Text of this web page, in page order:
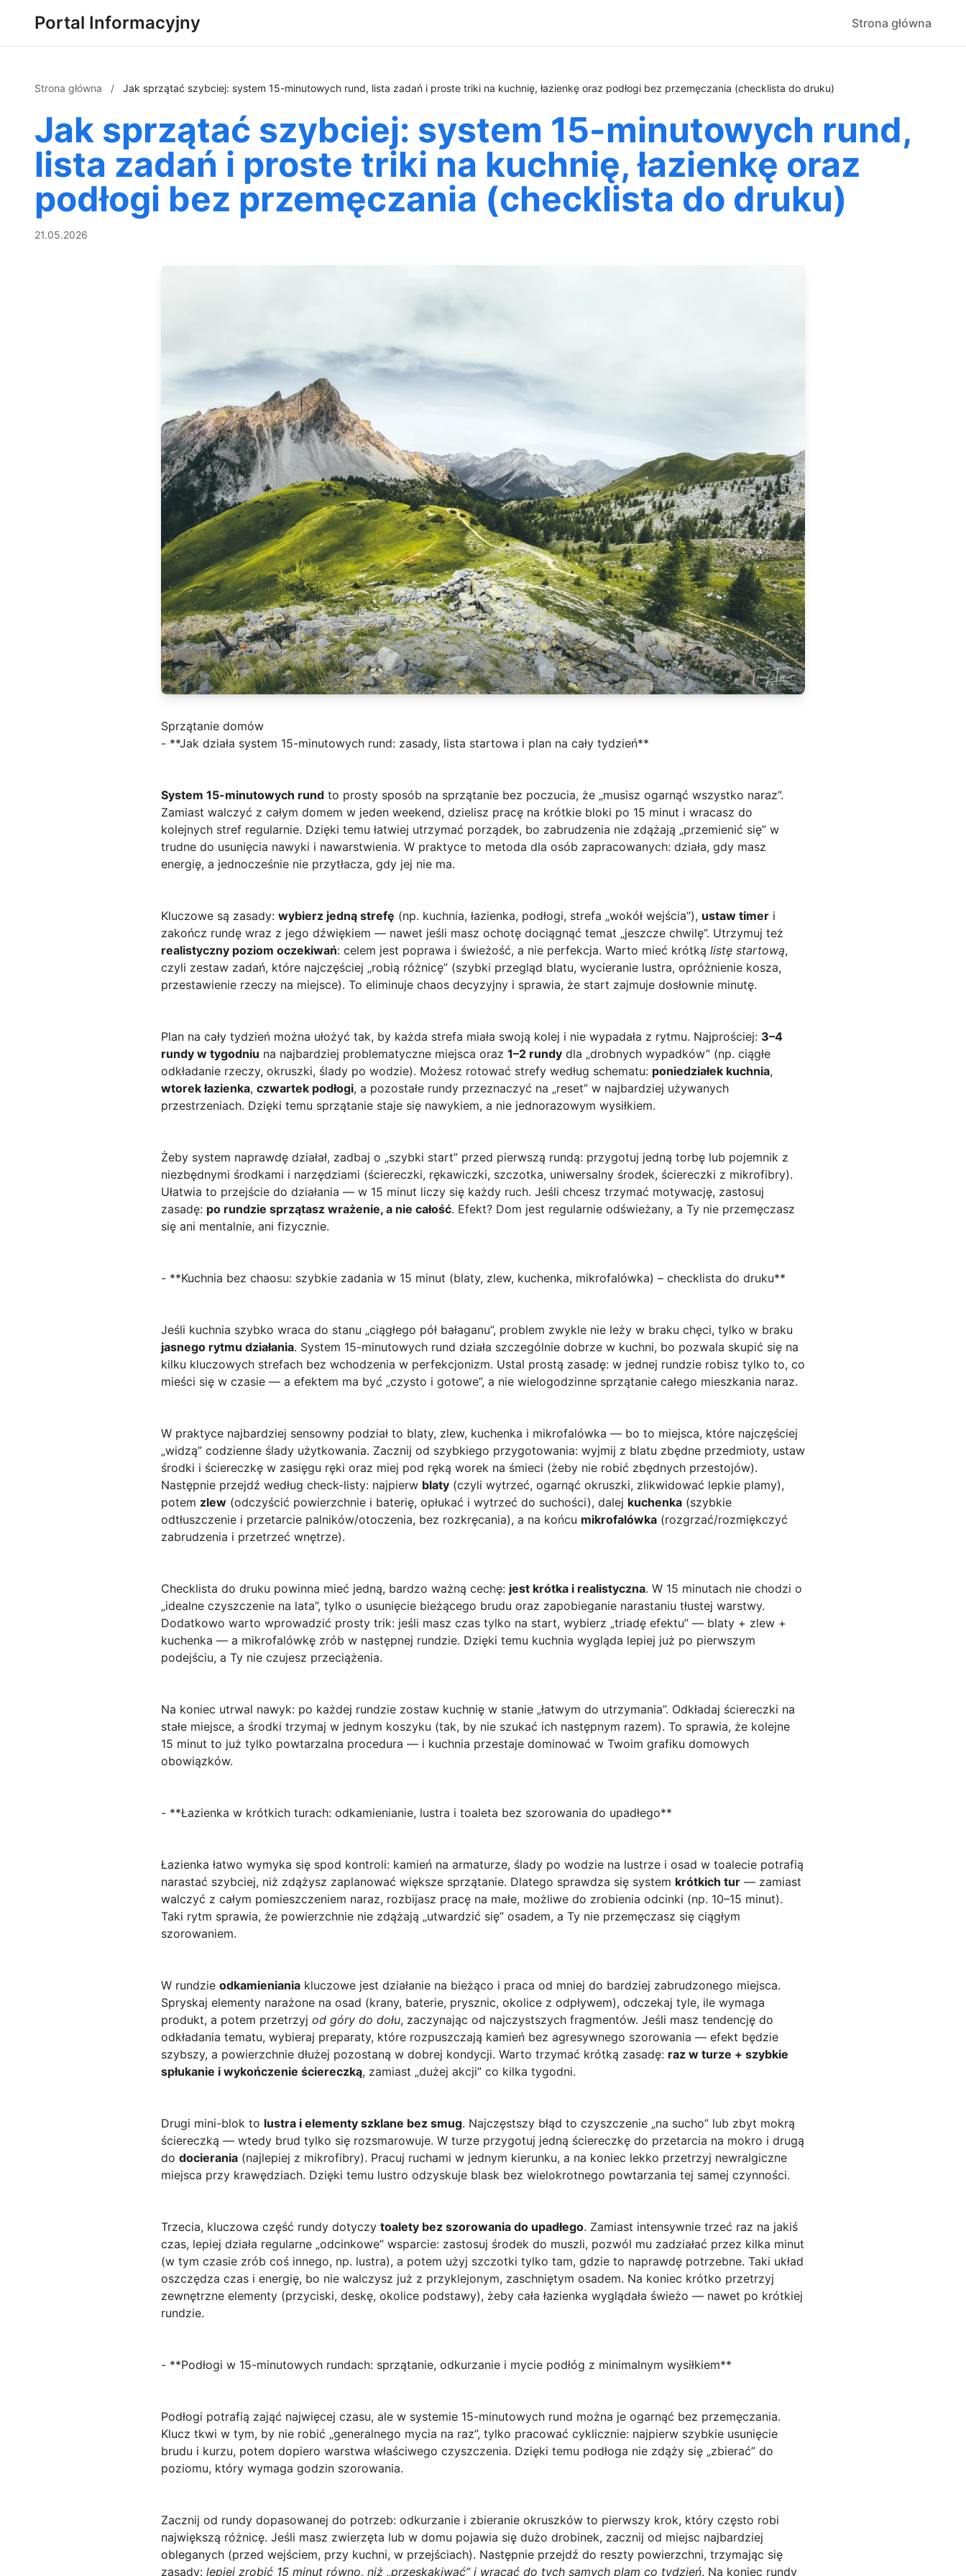
Portal Informacyjny Strona główna
Strona główna / Jak sprzątać szybciej: system 15-minutowych rund, lista zadań i proste triki na kuchnię, łazienkę oraz podłogi bez przemęczania (checklista do druku)
Jak sprzątać szybciej: system 15-minutowych rund,
lista zadań i proste triki na kuchnię, łazienkę oraz
podłogi bez przemęczania (checklista do druku)
21.05.2026
Sprzątanie domów
- **Jak działa system 15-minutowych rund: zasady, lista startowa i plan na cały tydzień**
System 15-minutowych rund to prosty sposób na sprzątanie bez poczucia, że „musisz ogarnąć wszystko naraz”.
Zamiast walczyć z całym domem w jeden weekend, dzielisz pracę na krótkie bloki po 15 minut i wracasz do
kolejnych stref regularnie. Dzięki temu łatwiej utrzymać porządek, bo zabrudzenia nie zdążają „przemienić się” w
trudne do usunięcia nawyki i nawarstwienia. W praktyce to metoda dla osób zapracowanych: działa, gdy masz
energię, a jednocześnie nie przytłacza, gdy jej nie ma.
Kluczowe są zasady: wybierz jedną strefę (np. kuchnia, łazienka, podłogi, strefa „wokół wejścia”), ustaw timer i
zakończ rundę wraz z jego dźwiękiem — nawet jeśli masz ochotę dociągnąć temat „jeszcze chwilę”. Utrzymuj też
realistyczny poziom oczekiwań: celem jest poprawa i świeżość, a nie perfekcja. Warto mieć krótką listę startową,
czyli zestaw zadań, które najczęściej „robią różnicę” (szybki przegląd blatu, wycieranie lustra, opróżnienie kosza,
przestawienie rzeczy na miejsce). To eliminuje chaos decyzyjny i sprawia, że start zajmuje dosłownie minutę.
Plan na cały tydzień można ułożyć tak, by każda strefa miała swoją kolej i nie wypadała z rytmu. Najprościej: 3–4
rundy w tygodniu na najbardziej problematyczne miejsca oraz 1–2 rundy dla „drobnych wypadków” (np. ciągłe
odkładanie rzeczy, okruszki, ślady po wodzie). Możesz rotować strefy według schematu: poniedziałek kuchnia,
wtorek łazienka, czwartek podłogi, a pozostałe rundy przeznaczyć na „reset” w najbardziej używanych
przestrzeniach. Dzięki temu sprzątanie staje się nawykiem, a nie jednorazowym wysiłkiem.
Żeby system naprawdę działał, zadbaj o „szybki start” przed pierwszą rundą: przygotuj jedną torbę lub pojemnik z
niezbędnymi środkami i narzędziami (ściereczki, rękawiczki, szczotka, uniwersalny środek, ściereczki z mikrofibry).
Ułatwia to przejście do działania — w 15 minut liczy się każdy ruch. Jeśli chcesz trzymać motywację, zastosuj
zasadę: po rundzie sprzątasz wrażenie, a nie całość. Efekt? Dom jest regularnie odświeżany, a Ty nie przemęczasz
się ani mentalnie, ani fizycznie.
- **Kuchnia bez chaosu: szybkie zadania w 15 minut (blaty, zlew, kuchenka, mikrofalówka) – checklista do druku**
Jeśli kuchnia szybko wraca do stanu „ciągłego pół bałaganu”, problem zwykle nie leży w braku chęci, tylko w braku
jasnego rytmu działania. System 15-minutowych rund działa szczególnie dobrze w kuchni, bo pozwala skupić się na
kilku kluczowych strefach bez wchodzenia w perfekcjonizm. Ustal prostą zasadę: w jednej rundzie robisz tylko to, co
mieści się w czasie — a efektem ma być „czysto i gotowe”, a nie wielogodzinne sprzątanie całego mieszkania naraz.
W praktyce najbardziej sensowny podział to blaty, zlew, kuchenka i mikrofalówka — bo to miejsca, które najczęściej
„widzą” codzienne ślady użytkowania. Zacznij od szybkiego przygotowania: wyjmij z blatu zbędne przedmioty, ustaw
środki i ściereczkę w zasięgu ręki oraz miej pod ręką worek na śmieci (żeby nie robić zbędnych przestojów).
Następnie przejdź według check-listy: najpierw blaty (czyli wytrzeć, ogarnąć okruszki, zlikwidować lepkie plamy),
potem zlew (odczyścić powierzchnie i baterię, opłukać i wytrzeć do suchości), dalej kuchenka (szybkie
odtłuszczenie i przetarcie palników/otoczenia, bez rozkręcania), a na końcu mikrofalówka (rozgrzać/rozmiękczyć
zabrudzenia i przetrzeć wnętrze).
Checklista do druku powinna mieć jedną, bardzo ważną cechę: jest krótka i realistyczna. W 15 minutach nie chodzi o
„idealne czyszczenie na lata”, tylko o usunięcie bieżącego brudu oraz zapobieganie narastaniu tłustej warstwy.
Dodatkowo warto wprowadzić prosty trik: jeśli masz czas tylko na start, wybierz „triadę efektu” — blaty + zlew +
kuchenka — a mikrofalówkę zrób w następnej rundzie. Dzięki temu kuchnia wygląda lepiej już po pierwszym
podejściu, a Ty nie czujesz przeciążenia.
Na koniec utrwal nawyk: po każdej rundzie zostaw kuchnię w stanie „łatwym do utrzymania”. Odkładaj ściereczki na
stałe miejsce, a środki trzymaj w jednym koszyku (tak, by nie szukać ich następnym razem). To sprawia, że kolejne
15 minut to już tylko powtarzalna procedura — i kuchnia przestaje dominować w Twoim grafiku domowych
obowiązków.
- **Łazienka w krótkich turach: odkamienianie, lustra i toaleta bez szorowania do upadłego**
Łazienka łatwo wymyka się spod kontroli: kamień na armaturze, ślady po wodzie na lustrze i osad w toalecie potrafią
narastać szybciej, niż zdążysz zaplanować większe sprzątanie. Dlatego sprawdza się system krótkich tur — zamiast
walczyć z całym pomieszczeniem naraz, rozbijasz pracę na małe, możliwe do zrobienia odcinki (np. 10–15 minut).
Taki rytm sprawia, że powierzchnie nie zdążają „utwardzić się” osadem, a Ty nie przemęczasz się ciągłym
szorowaniem.
W rundzie odkamieniania kluczowe jest działanie na bieżąco i praca od mniej do bardziej zabrudzonego miejsca.
Spryskaj elementy narażone na osad (krany, baterie, prysznic, okolice z odpływem), odczekaj tyle, ile wymaga
produkt, a potem przetrzyj od góry do dołu, zaczynając od najczystszych fragmentów. Jeśli masz tendencję do
odkładania tematu, wybieraj preparaty, które rozpuszczają kamień bez agresywnego szorowania — efekt będzie
szybszy, a powierzchnie dłużej pozostaną w dobrej kondycji. Warto trzymać krótką zasadę: raz w turze + szybkie
spłukanie i wykończenie ściereczką, zamiast „dużej akcji” co kilka tygodni.
Drugi mini-blok to lustra i elementy szklane bez smug. Najczęstszy błąd to czyszczenie „na sucho” lub zbyt mokrą
ściereczką — wtedy brud tylko się rozsmarowuje. W turze przygotuj jedną ściereczkę do przetarcia na mokro i drugą
do docierania (najlepiej z mikrofibry). Pracuj ruchami w jednym kierunku, a na koniec lekko przetrzyj newralgiczne
miejsca przy krawędziach. Dzięki temu lustro odzyskuje blask bez wielokrotnego powtarzania tej samej czynności.
Trzecia, kluczowa część rundy dotyczy toalety bez szorowania do upadłego. Zamiast intensywnie trzeć raz na jakiś
czas, lepiej działa regularne „odcinkowe” wsparcie: zastosuj środek do muszli, pozwól mu zadziałać przez kilka minut
(w tym czasie zrób coś innego, np. lustra), a potem użyj szczotki tylko tam, gdzie to naprawdę potrzebne. Taki układ
oszczędza czas i energię, bo nie walczysz już z przyklejonym, zaschniętym osadem. Na koniec krótko przetrzyj
zewnętrzne elementy (przyciski, deskę, okolice podstawy), żeby cała łazienka wyglądała świeżo — nawet po krótkiej
rundzie.
- **Podłogi w 15-minutowych rundach: sprzątanie, odkurzanie i mycie podłóg z minimalnym wysiłkiem**
Podłogi potrafią zająć najwięcej czasu, ale w systemie 15-minutowych rund można je ogarnąć bez przemęczania.
Klucz tkwi w tym, by nie robić „generalnego mycia na raz”, tylko pracować cyklicznie: najpierw szybkie usunięcie
brudu i kurzu, potem dopiero warstwa właściwego czyszczenia. Dzięki temu podłoga nie zdąży się „zbierać” do
poziomu, który wymaga godzin szorowania.
Zacznij od rundy dopasowanej do potrzeb: odkurzanie i zbieranie okruszków to pierwszy krok, który często robi
największą różnicę. Jeśli masz zwierzęta lub w domu pojawia się dużo drobinek, zacznij od miejsc najbardziej
obleganych (przed wejściem, przy kuchni, w przejściach). Następnie przejdź do reszty powierzchni, trzymając się
zasady: lepiej zrobić 15 minut równo, niż „przeskakiwać” i wracać do tych samych plam co tydzień. Na koniec rundy